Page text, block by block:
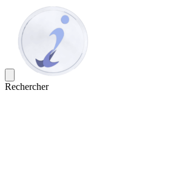
Rechercher